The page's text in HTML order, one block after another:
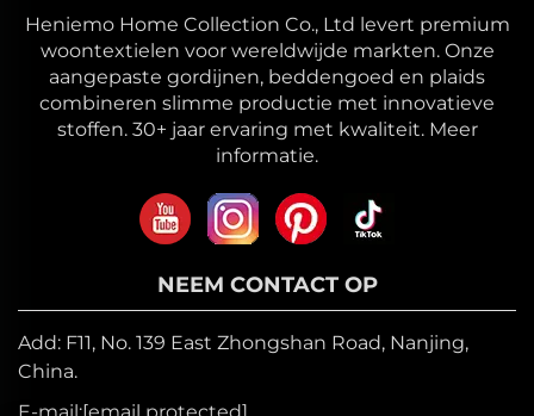
Heniemo Home Collection Co., Ltd levert premium
woontextielen voor wereldwijde markten. Onze
aangepaste gordijnen, beddengoed en plaids
combineren slimme productie met innovatieve
stoffen. 30+ jaar ervaring met kwaliteit. Meer
informatie.
NEEM CONTACT OP
Add: F11, No. 139 East Zhongshan Road, Nanjing,
China.
E-mail:[email protected]